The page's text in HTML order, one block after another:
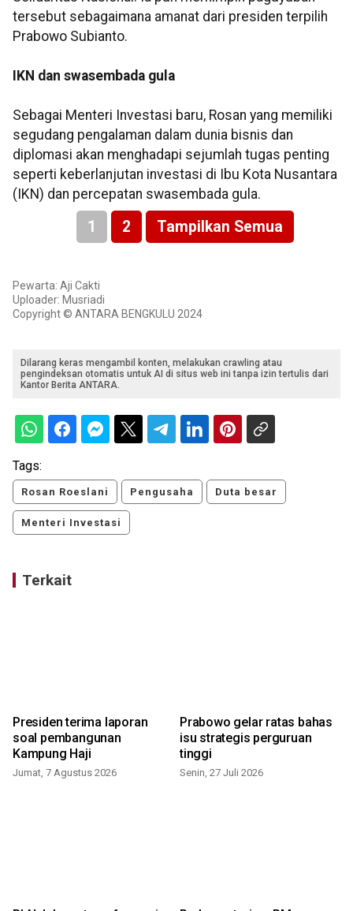
tersebut sebagaimana amanat dari presiden terpilih
Prabowo Subianto.
IKN dan swasembada gula
Sebagai Menteri Investasi baru, Rosan yang memiliki
segudang pengalaman dalam dunia bisnis dan
diplomasi akan menghadapi sejumlah tugas penting
seperti keberlanjutan investasi di Ibu Kota Nusantara
(IKN) dan percepatan swasembada gula.
1 2 Tampilkan Semua
Pewarta: Aji Cakti
Uploader: Musriadi
Copyright © ANTARA BENGKULU 2024
Dilarang keras mengambil konten, melakukan crawling atau
pengindeksan otomatis untuk AI di situs web ini tanpa izin tertulis dari
Kantor Berita ANTARA.
Tags:
Rosan Roeslani Pengusaha Duta besar
Menteri Investasi
Terkait
Presiden terima laporan
soal pembangunan
Kampung Haji
Jumat, 7 Agustus 2026
Prabowo gelar ratas bahas
isu strategis perguruan
tinggi
Senin, 27 Juli 2026